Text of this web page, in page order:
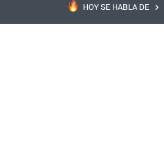
HOY SE HABLA DE